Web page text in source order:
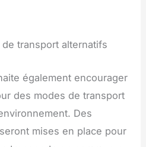
transport alternatifs
également encourager
des modes de transport
Des
mises en place pour